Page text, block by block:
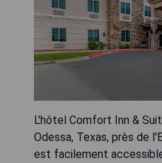
L'hôtel Comfort Inn &
Odessa, Texas, près de
est facilement